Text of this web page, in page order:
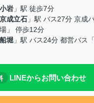
岩 」駅 徒歩7分
京成立石 」駅 バス27分 京成
」 停歩12分
船堀 」駅 バス24分 都営バス
LINEからお問い合わせ